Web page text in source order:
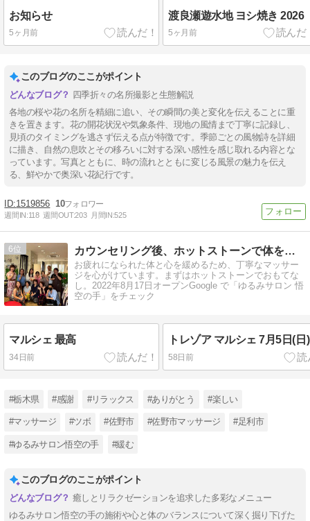
お知らせ
5ヶ月前
渡良瀬遊水地 ヨシ焼き 2026
5ヶ月前
このブログのここがポイント
四季折々の名所撮影と生態解説
各地の桜や花の名所を精細に追い、その瞬間の美と変化を伝えることに重
きを置きます。花の開花状況や気象条件、現地の風情まで丁寧に記録し、
見頃のタイミングを逃さず伝える点が特徴です。季節ごとの風物詩を詳細
に描き、自然の息吹とその移ろいに対する深い感性を感じ取れる内容とな
っています。写真とともに、時の流れとともに変じる風景の魅力を伝え
る、鮮やかで奥深い花紀行です。
1519856 10
週間IN:118 週間OUT:203 月間IN:525
6 カウンセリング後、ホットストーンで体を温め、ヘッドマッサージ
お疲れになられた体と心を緩めるため、丁寧なマッサー
ジを心がけています。まずはホットストーンでおもてな
し。2022年8月17日オープンGoogle で「ゆるみサロン 悟
空の手」をチェック
マルシェ 最高
34日前
トレゾア マルシェ 7月5日(日
58日前
#栃木県 #感謝 #リラックス #ありがとう #楽しい
#マッサージ #ツボ #佐野市 #佐野市マッサージ #足利市
#ゆるみサロン悟空の手 #緩む
このブログのここがポイント
癒しとリラクゼーションを追求した多彩なメニュー
ゆるみサロン悟空の手の施術や心と体のバランスについて深く掘り下げた